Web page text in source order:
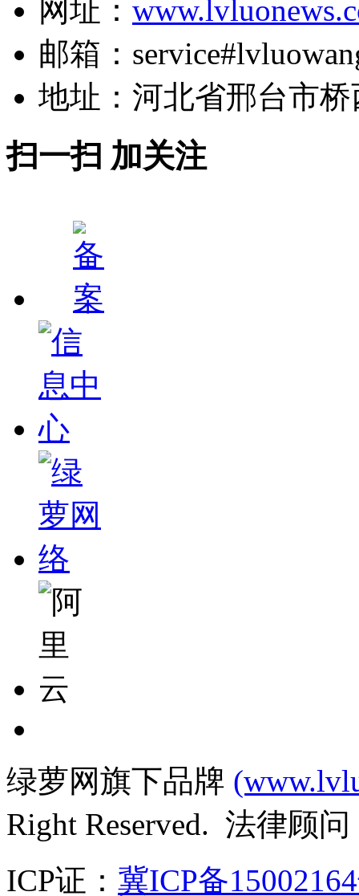
网址：
邮箱：
地址：河北省邢台市
扫一扫 加关注
绿萝网旗下品牌
Right Reserved. 法律顾
ICP证： 冀ICP备